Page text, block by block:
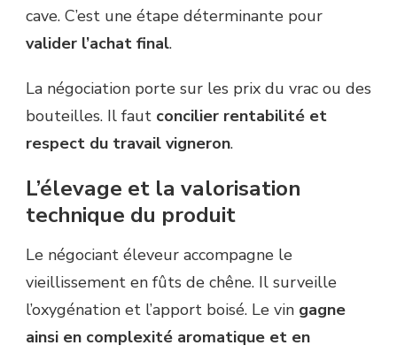
cave. C’est une étape déterminante pour
valider l’achat final.
La négociation porte sur les prix du vrac ou des
bouteilles. Il faut concilier rentabilité et
respect du travail vigneron.
L’élevage et la valorisation
technique du produit
Le négociant éleveur accompagne le
vieillissement en fûts de chêne. Il surveille
l’oxygénation et l’apport boisé. Le vin gagne
ainsi en complexité aromatique et en